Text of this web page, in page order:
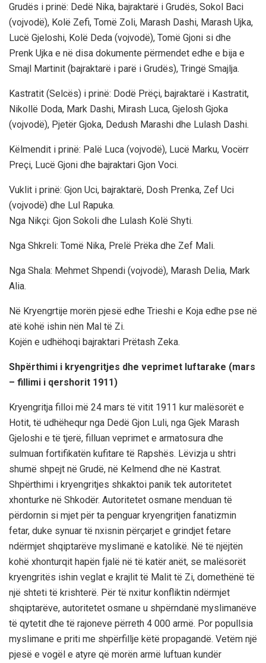
Grudës i prinë: Dedë Nika, bajraktarë i Grudës, Sokol Baci
(vojvodë), Kolë Zefi, Tomë Zoli, Marash Dashi, Marash Ujka,
Lucë Gjeloshi, Kolë Deda (vojvodë), Tomë Gjoni si dhe
Prenk Ujka e në disa dokumente përmendet edhe e bija e
Smajl Martinit (bajraktarë i parë i Grudës), Tringë Smajlja.
Kastratit (Selcës) i prinë: Dodë Prëçi, bajraktarë i Kastratit,
Nikollë Doda, Mark Dashi, Mirash Luca, Gjelosh Gjoka
(vojvodë), Pjetër Gjoka, Dedush Marashi dhe Lulash Dashi.
Këlmendit i prinë: Palë Luca (vojvodë), Lucë Marku, Vocërr
Preçi, Lucë Gjoni dhe bajraktari Gjon Voci.
Vuklit i prinë: Gjon Uci, bajraktarë, Dosh Prenka, Zef Uci
(vojvodë) dhe Lul Rapuka.
Nga Nikçi: Gjon Sokoli dhe Lulash Kolë Shyti.
Nga Shkreli: Tomë Nika, Prelë Prëka dhe Zef Mali.
Nga Shala: Mehmet Shpendi (vojvodë), Marash Delia, Mark
Alia.
Në Kryengrtije morën pjesë edhe Trieshi e Koja edhe pse në
atë kohë ishin nën Mal të Zi.
Kojën e udhëhoqi bajraktari Prëtash Zeka.
Shpërthimi i kryengritjes dhe veprimet luftarake (mars
– fillimi i qershorit 1911)
Kryengritja filloi më 24 mars të vitit 1911 kur malësorët e
Hotit, të udhëhequr nga Dedë Gjon Luli, nga Gjek Marash
Gjeloshi e të tjerë, filluan veprimet e armatosura dhe
sulmuan fortifikatën kufitare të Rapshës. Lëvizja u shtri
shumë shpejt në Grudë, në Kelmend dhe në Kastrat.
Shpërthimi i kryengritjes shkaktoi panik tek autoritetet
xhonturke në Shkodër. Autoritetet osmane menduan të
përdornin si mjet për ta penguar kryengritjen fanatizmin
fetar, duke synuar të nxisnin përçarjet e grindjet fetare
ndërmjet shqiptarëve myslimanë e katolikë. Në të njëjtën
kohë xhonturqit hapën fjalë në të katër anët, se malësorët
kryengritës ishin veglat e krajlit të Malit të Zi, domethënë të
një shteti të krishterë. Për të nxitur konfliktin ndërmjet
shqiptarëve, autoritetet osmane u shpërndanë myslimanëve
të qytetit dhe të rajoneve përreth 4 000 armë. Por popullsia
myslimane e priti me shpërfillje këtë propagandë. Vetëm një
pjesë e vogël e atyre që morën armë luftuan kundër